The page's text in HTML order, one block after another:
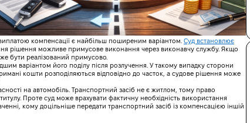
компенсації є найбільш поширеним варіантом. Суд встановлює
рішення можливе примусове виконання через виконавчу службу. Якщо
бути реалізований примусово.
варіантом його поділу після розлучення. У такому випадку сторони
кошти розподіляються відповідно до часток, а судове рішення може
на автомобіль. Транспортний засіб не є житлом, тому право
Проте суд може врахувати фактичну необхідність використання
кому доцільніше передати транспортний засіб із компенсацією іншій
можливе за будь-яких обставин
та отримай персональний план розлучення, який підходить саме тобі